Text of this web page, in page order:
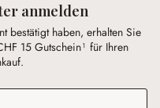
anmelden
bestätigt haben, erhalten Sie
15 Gutschein¹ für Ihren